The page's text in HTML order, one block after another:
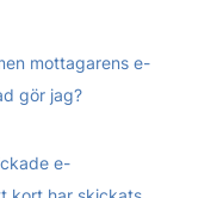
mottagarens e-
gör jag?
e-